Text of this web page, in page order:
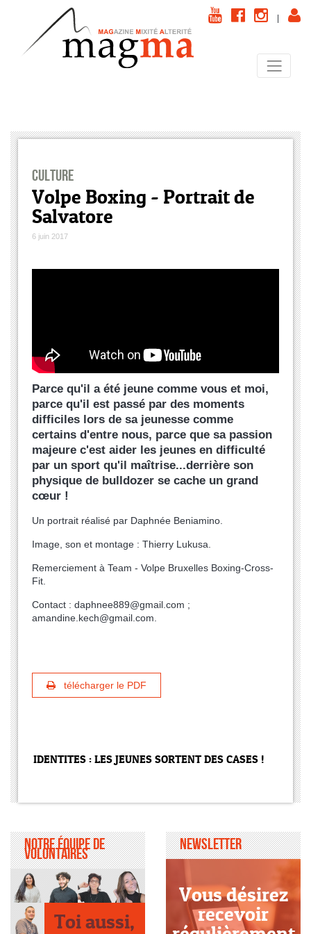
Culture
Volpe Boxing - Portrait de
Salvatore
6 juin 2017
Parce qu'il a été jeune comme vous et moi,
parce qu'il est passé par des moments
difficiles lors de sa jeunesse comme
certains d'entre nous, parce que sa passion
majeure c'est aider les jeunes en difficulté
par un sport qu'il maîtrise...derrière son
physique de bulldozer se cache un grand
cœur !
Un portrait réalisé par Daphnée Beniamino.
Image, son et montage : Thierry Lukusa.
Remerciement à Team - Volpe Bruxelles Boxing-Cross-
Fit.
Contact : daphnee889@gmail.com ;
amandine.kech@gmail.com.
télécharger le PDF
IDENTITES : LES JEUNES SORTENT DES CASES !
Notre équipe de
volontaires
Toi aussi,
Newsletter
Vous désirez
recevoir